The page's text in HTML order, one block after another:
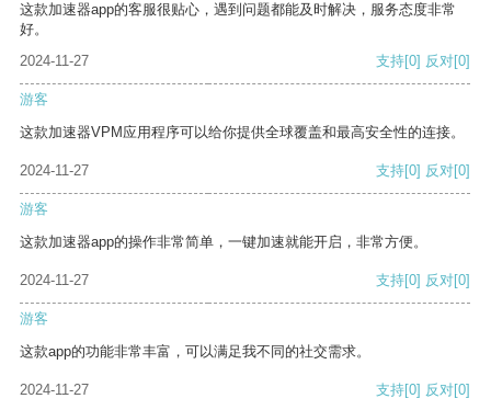
这款加速器app的客服很贴心，遇到问题都能及时解决，服务态度非常
好。
2024-11-27
支持[0] 反对[0]
游客
这款加速器VPM应用程序可以给你提供全球覆盖和最高安全性的连接。
2024-11-27 支持[0] 反对[0]
游客
这款加速器app的操作非常简单，一键加速就能开启，非常方便。
2024-11-27 支持[0] 反对[0]
游客
这款app的功能非常丰富，可以满足我不同的社交需求。
2024-11-27 支持[0] 反对[0]